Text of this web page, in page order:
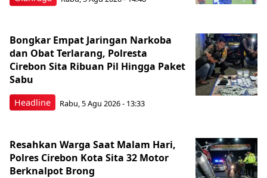
Headline
Bongkar Empat Jaringan Narkoba
dan Obat Terlarang, Polresta
Cirebon Sita Ribuan Pil Hingga Paket
Sabu
Rabu, 5 Agu 2026 - 13:33
Resahkan Warga Saat Malam Hari,
Polres Cirebon Kota Sita 32 Motor
Berknalpot Brong